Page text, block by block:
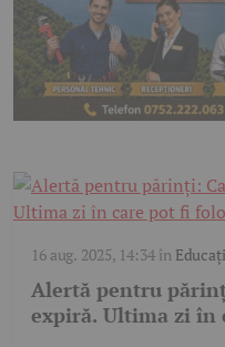
16 aug. 2025, 14:34în
Alertă pentru
expiră. Ultima zi în